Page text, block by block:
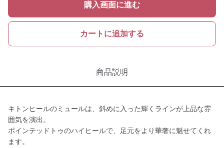
購入画面に進む
カートに追加する
商品説明
キトンヒールのミュールは、斜めに入った輝くラインが上品な雰
囲気を演出。
ポインテッドトゥのハイヒールで、足元をより華奢に魅せてくれ
ます。